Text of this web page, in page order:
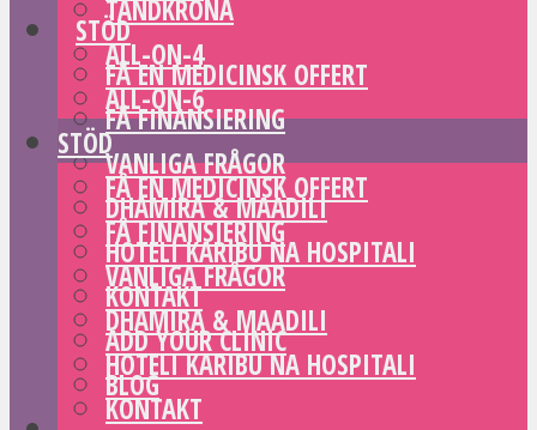
STÖD
FÅ EN MEDICINSK OFFERT
FÅ FINANSIERING
VANLIGA FRÅGOR
DHAMIRA & MAADILI
HOTELI KARIBU NA HOSPITALI
KONTAKT
ADD YOUR CLINIC
BLOG
TANDKRONA
ALL-ON-4
ALL-ON-6
STÖD
FÅ EN MEDICINSK OFFERT
FÅ FINANSIERING
VANLIGA FRÅGOR
DHAMIRA & MAADILI
HOTELI KARIBU NA HOSPITALI
KONTAKT